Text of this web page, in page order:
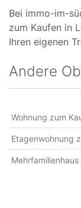
Bei immo-im-
zum Kaufen in
Ihren eigenen
Andere
Wohnung zum
Etagenwohnung